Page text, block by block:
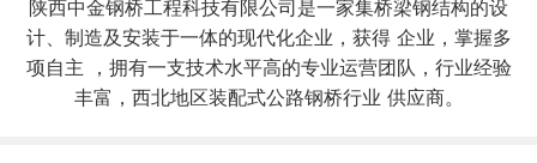
计、制造及安装于一体的现代化企业，获得 企业，掌握多
项自主 ，拥有一支技术水平高的专业运营团队，行业经验
丰富，西北地区装配式公路钢桥行业 供应商。